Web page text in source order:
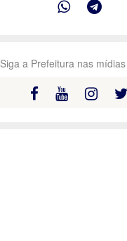
Siga a Prefeitura nas